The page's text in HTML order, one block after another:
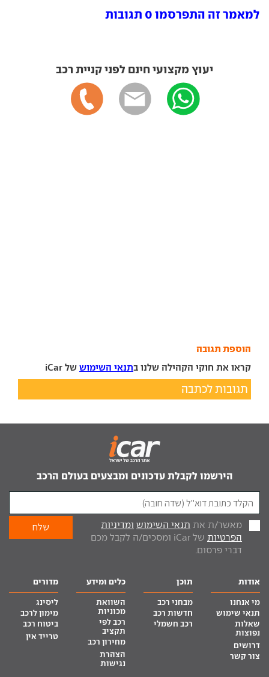
למאמר זה התפרסמו 0 תגובות
יעוץ מקצועי חינם לפני קניית רכב
הוספת תגובה
קראו את חוקי הקהילה שלנו בתנאי השימוש של iCar
תגובות לכתבה
הירשמו לקבלת עדכונים ומבצעים בעולם הרכב
מאשר/ת את תנאי השימוש ומדיניות
הפרטיות
של iCar ומסכים/ה לקבל מכם
דברי פרסום.
אודות
מי אנחנו
תנאי שימוש
שאלות
נפוצות
דרושים
צור קשר
תוכן
מבחני רכב
חדשות רכב
רכב חשמלי
כלים ומידע
השוואת
מכוניות
רכב לפי
תקציב
מחירון רכב
הצהרת
נגישות
מדורים
ליסינג
מימון לרכב
ביטוח רכב
טרייד אין